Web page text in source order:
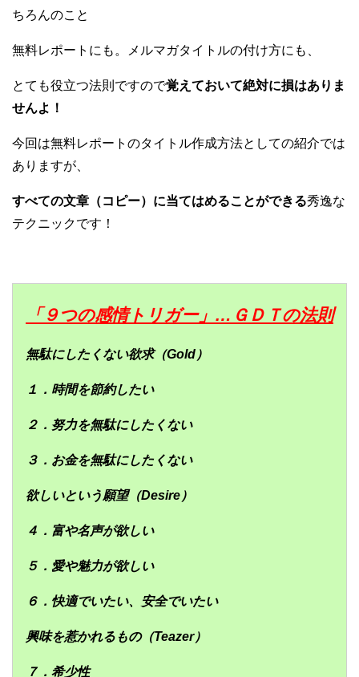
ちろんのこと
無料レポートにも。メルマガタイトルの付け方にも、
とても役立つ法則ですので覚えておいて絶対に損はありま
せんよ！
今回は無料レポートのタイトル作成方法としての紹介では
ありますが、
すべての文章（コピー）に当てはめることができる秀逸な
テクニックです！
「９つの感情トリガー」…ＧＤＴの法則
無駄にしたくない欲求（Gold）
１．時間を節約したい
２．努力を無駄にしたくない
３．お金を無駄にしたくない
欲しいという願望（Desire）
４．富や名声が欲しい
５．愛や魅力が欲しい
６．快適でいたい、安全でいたい
興味を惹かれるもの（Teazer）
７．希少性